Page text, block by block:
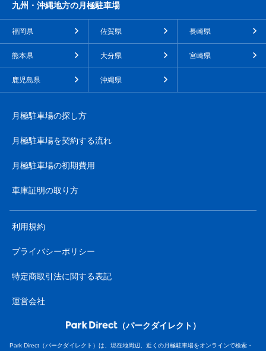
九州・沖縄地方の月極駐車場
福岡県 佐賀県 長崎県
熊本県 大分県 宮崎県
鹿児島県 沖縄県
月極駐車場の探し方
月極駐車場を契約する流れ
月極駐車場の初期費用
車庫証明の取り方
利用規約
プライバシーポリシー
特定商取引法に関する表記
運営会社
（パークダイレクト）
Park Direct（パークダイレクト）は、現在地周辺、近くの月極駐車場をオンラインで検索・